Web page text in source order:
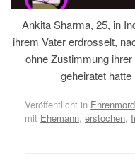
Ankita Sharma, 25, in
ihrem Vater erdrosselt,
ohne Zustimmung ihrer
geheiratet hatte
Veröffentlicht in
mit Ehemann, erstochen,